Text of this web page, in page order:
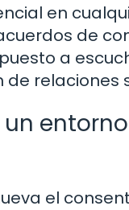
en
de
a
relaciones
el